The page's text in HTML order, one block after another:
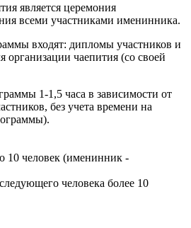
является церемония
всеми участниками именинника.
входят: дипломы участников и
организации чаепития (со своей
1-1,5 часа в зависимости от
без учета времени на
10 человек (именинник -
человека более 10